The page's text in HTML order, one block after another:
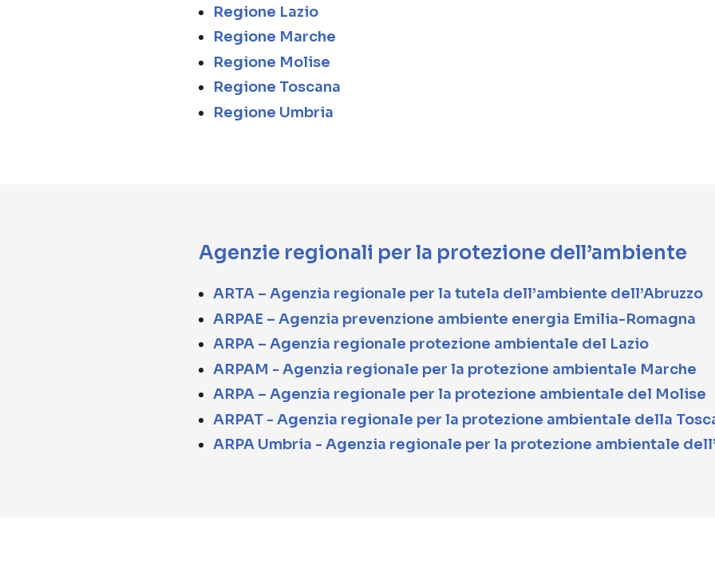
Regione Lazio
Regione Marche
Regione Molise
Regione Toscana
Regione Umbria
Agenzie regionali per la protezione dell’ambiente
ARTA – Agenzia regionale per la tutela dell’ambiente dell’Abruzzo
ARPAE – Agenzia prevenzione ambiente energia Emilia-Romagna
ARPA – Agenzia regionale protezione ambientale del Lazio
ARPAM - Agenzia regionale per la protezione ambientale Marche
ARPA – Agenzia regionale per la protezione ambientale del Molise
ARPAT - Agenzia regionale per la protezione ambientale della
ARPA Umbria - Agenzia regionale per la protezione ambientale